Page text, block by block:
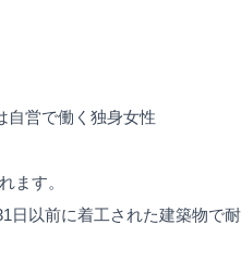
で働く独身女性
ます。
以前に着工された建築物で